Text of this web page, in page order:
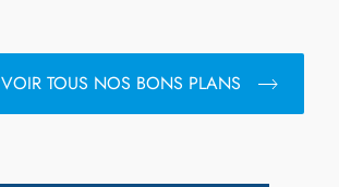
VOIR TOUS NOS BONS PLANS